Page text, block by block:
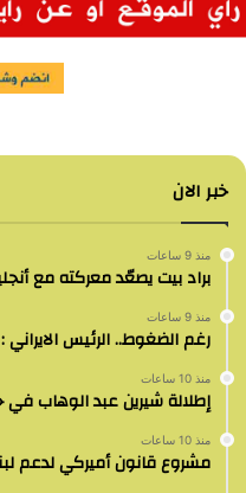
خبر الان
منذ 9 ساعات
براد بيت يصعّد معركته مع
منذ 9 ساعات
رغم الضغوط.. الرئيس
منذ 10 ساعات
إطلالة شيرين عبد الوهاب في
منذ 10 ساعات
مشروع قانون أميركي لدعم